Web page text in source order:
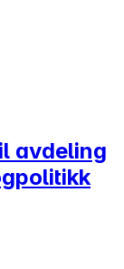
avdeling